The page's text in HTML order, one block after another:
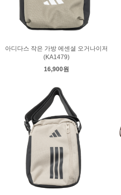
아디다스 작은 가방 에센셜 오거나이저
(KA1479)
16,900원